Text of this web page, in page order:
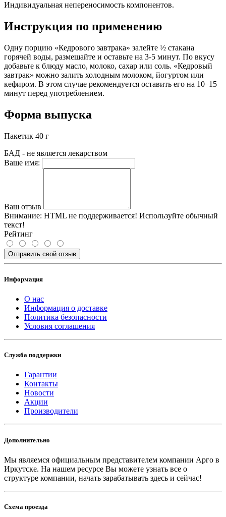
Индивидуальная непереносимость компонентов.
Инструкция по применению
Одну порцию «Кедрового завтрака» залейте ½ стакана
горячей воды, размешайте и оставьте на 3-5 минут. По вкусу
добавьте к блюду масло, молоко, сахар или соль. «Кедровый
завтрак» можно залить холодным молоком, йогуртом или
кефиром. В этом случае рекомендуется оставить его на 10–15
минут перед употреблением.
Форма выпуска
Пакетик 40 г
БАД - не является лекарством
Ваше имя:
Ваш отзыв
Внимание: HTML не поддерживается! Используйте обычный
текст!
Рейтинг
Отправить свой отзыв
Информация
О нас
Информация о доставке
Политика безопасности
Условия соглашения
Служба поддержки
Гарантии
Контакты
Новости
Акции
Производители
Дополнительно
Мы являемся официальным представителем компании Арго в
Иркутске. На нашем ресурсе Вы можете узнать все о
структуре компании, начать зарабатывать здесь и сейчас!
Схема проезда